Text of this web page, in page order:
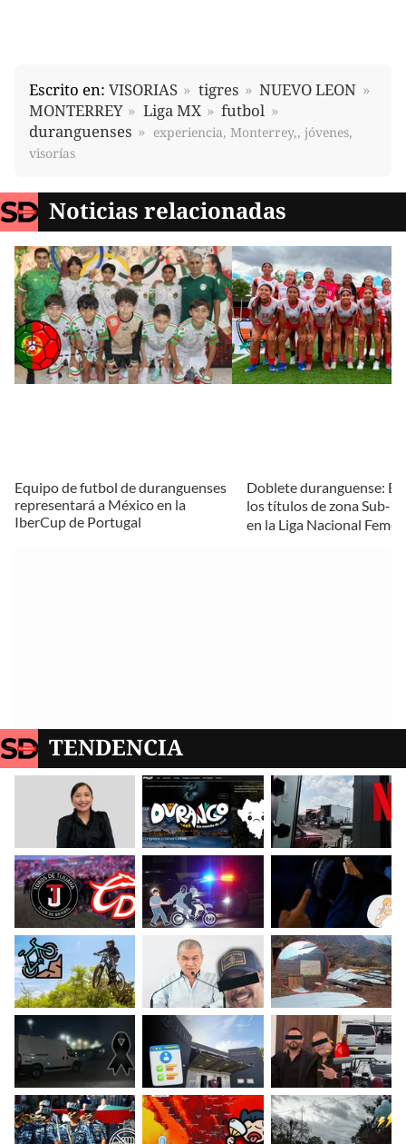
Escrito en: VISORIAS tigres
NUEVO LEON
MONTERREY
Liga MX
futbol
duranguenses
experiencia, Monterrey,, jóvenes,
visorías
Noticias relacionadas
Equipo de futbol de duranguenses
representará a México en la
IberCup de Portugal
Doblete duranguense:
los títulos de zona
en la Liga Nacional
TENDENCIA